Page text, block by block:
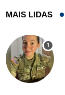
MAIS LIDAS